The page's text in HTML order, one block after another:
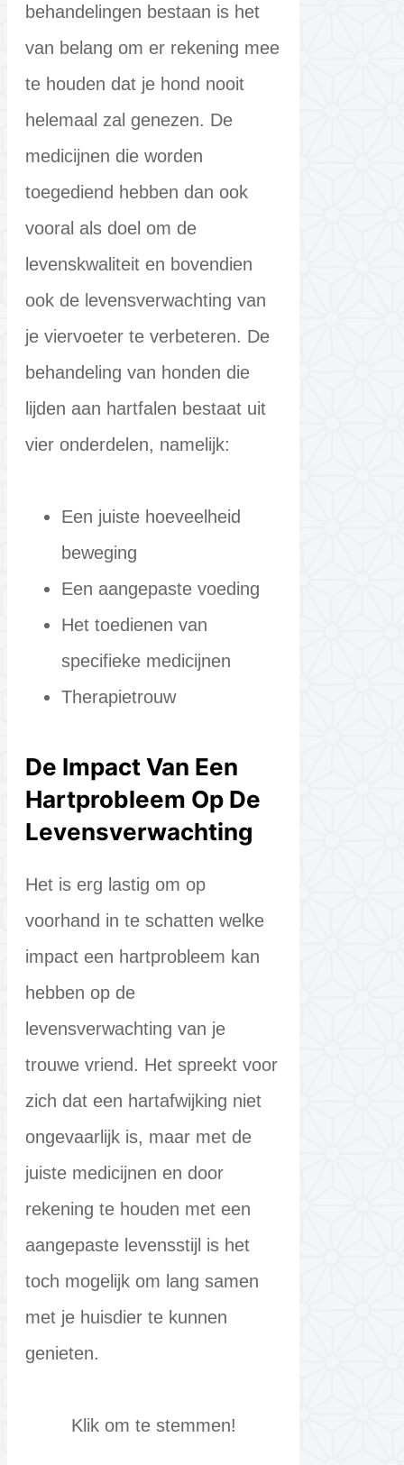
behandelingen bestaan is het
van belang om er rekening mee
te houden dat je hond nooit
helemaal zal genezen. De
medicijnen die worden
toegediend hebben dan ook
vooral als doel om de
levenskwaliteit en bovendien
ook de levensverwachting van
je viervoeter te verbeteren. De
behandeling van honden die
lijden aan hartfalen bestaat uit
vier onderdelen, namelijk:
Een juiste hoeveelheid
beweging
Een aangepaste voeding
Het toedienen van
specifieke medicijnen
Therapietrouw
De Impact Van Een
Hartprobleem Op De
Levensverwachting
Het is erg lastig om op
voorhand in te schatten welke
impact een hartprobleem kan
hebben op de
levensverwachting van je
trouwe vriend. Het spreekt voor
zich dat een hartafwijking niet
ongevaarlijk is, maar met de
juiste medicijnen en door
rekening te houden met een
aangepaste levensstijl is het
toch mogelijk om lang samen
met je huisdier te kunnen
genieten.
Klik om te stemmen!